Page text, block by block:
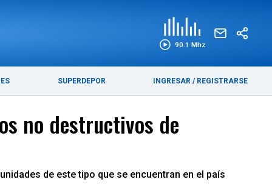
90.1 Mhz
SUPERDEPOR INGRESAR / REGISTRARSE
no destructivos de
de este tipo que se encuentran en el país